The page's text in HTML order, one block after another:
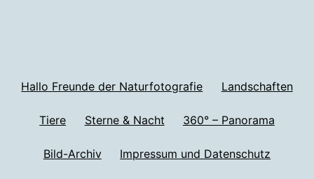
Hallo Freunde der Naturfotografie Landschaften
Tiere Sterne & Nacht 360° – Panorama
Bild-Archiv Impressum und Datenschutz